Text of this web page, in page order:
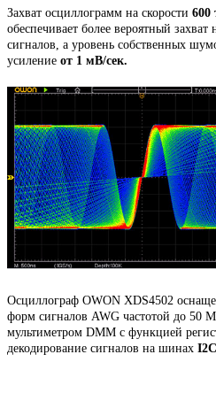
Захват осциллограмм на скорости 600
обеспечивает более вероятный
сигналов, а уровень собственных
усиление от 1 мВ/сек.
Осциллограф OWON XDS4502
форм сигналов AWG частотой до 50
мультиметром DMM с функцией
декодирование сигналов на шинах